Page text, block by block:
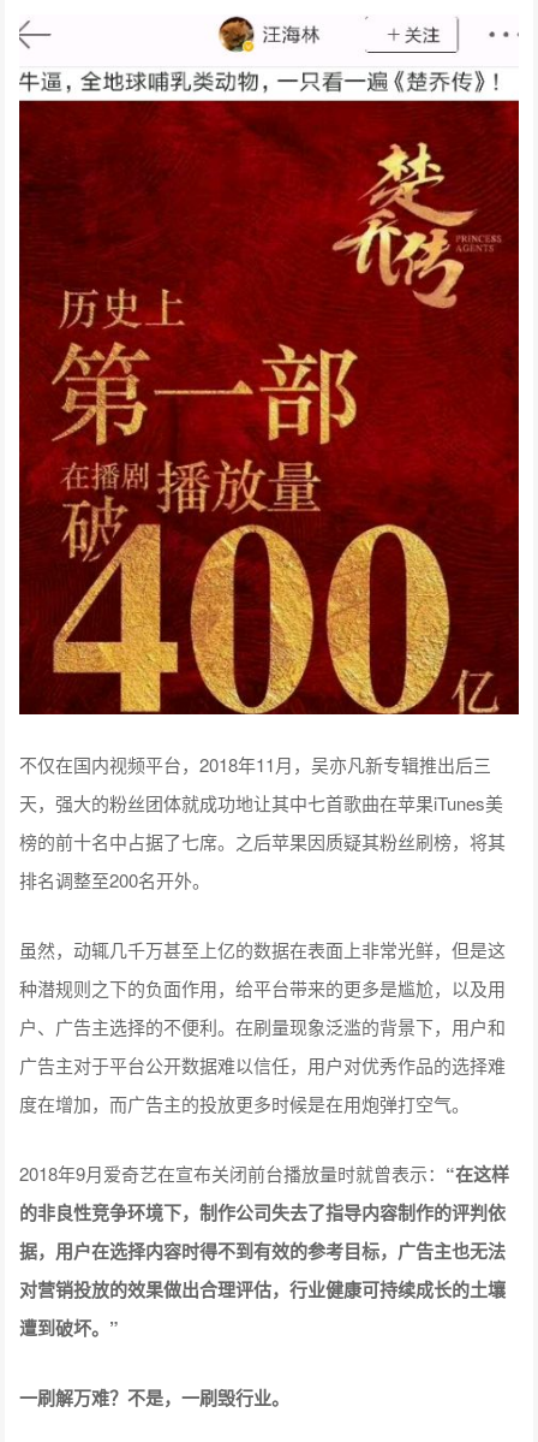
不仅在国内视频平台，2018年11月，吴亦凡新专辑推出后三
天，强大的粉丝团体就成功地让其中七首歌曲在苹果iTunes美
榜的前十名中占据了七席。之后苹果因质疑其粉丝刷榜，将其
排名调整至200名开外。
虽然，动辄几千万甚至上亿的数据在表面上非常光鲜，但是这
种潜规则之下的负面作用，给平台带来的更多是尴尬，以及用
户、广告主选择的不便利。在刷量现象泛滥的背景下，用户和
广告主对于平台公开数据难以信任，用户对优秀作品的选择难
度在增加，而广告主的投放更多时候是在用炮弹打空气。
2018年9月爱奇艺在宣布关闭前台播放量时就曾表示： “在这样
的非良性竞争环境下，制作公司失去了指导内容制作的评判依
据，用户在选择内容时得不到有效的参考目标，广告主也无法
对营销投放的效果做出合理评估，行业健康可持续成长的土壤
遭到破坏。”
一刷解万难？不是，一刷毁行业。